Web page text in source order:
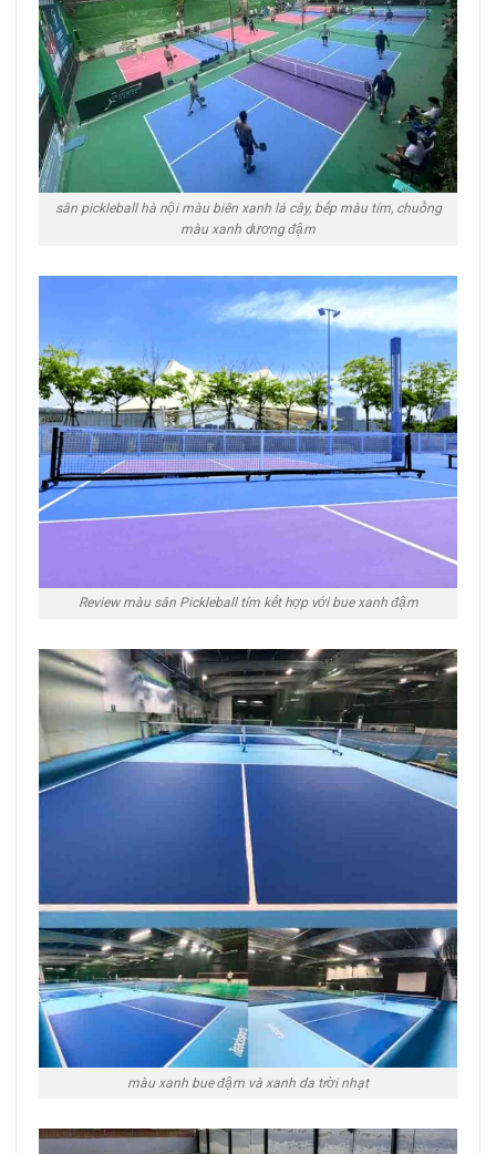
sân pickleball hà nội màu biên xanh lá cây, bếp màu tím, chuồng
màu xanh dương đậm
Review màu sân Pickleball tím kết hợp với bue xanh đậm
màu xanh bue đậm và xanh da trời nhạt